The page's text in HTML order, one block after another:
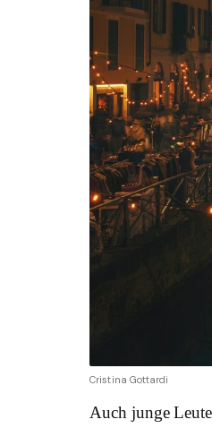
Cristina Gottardi
Auch junge